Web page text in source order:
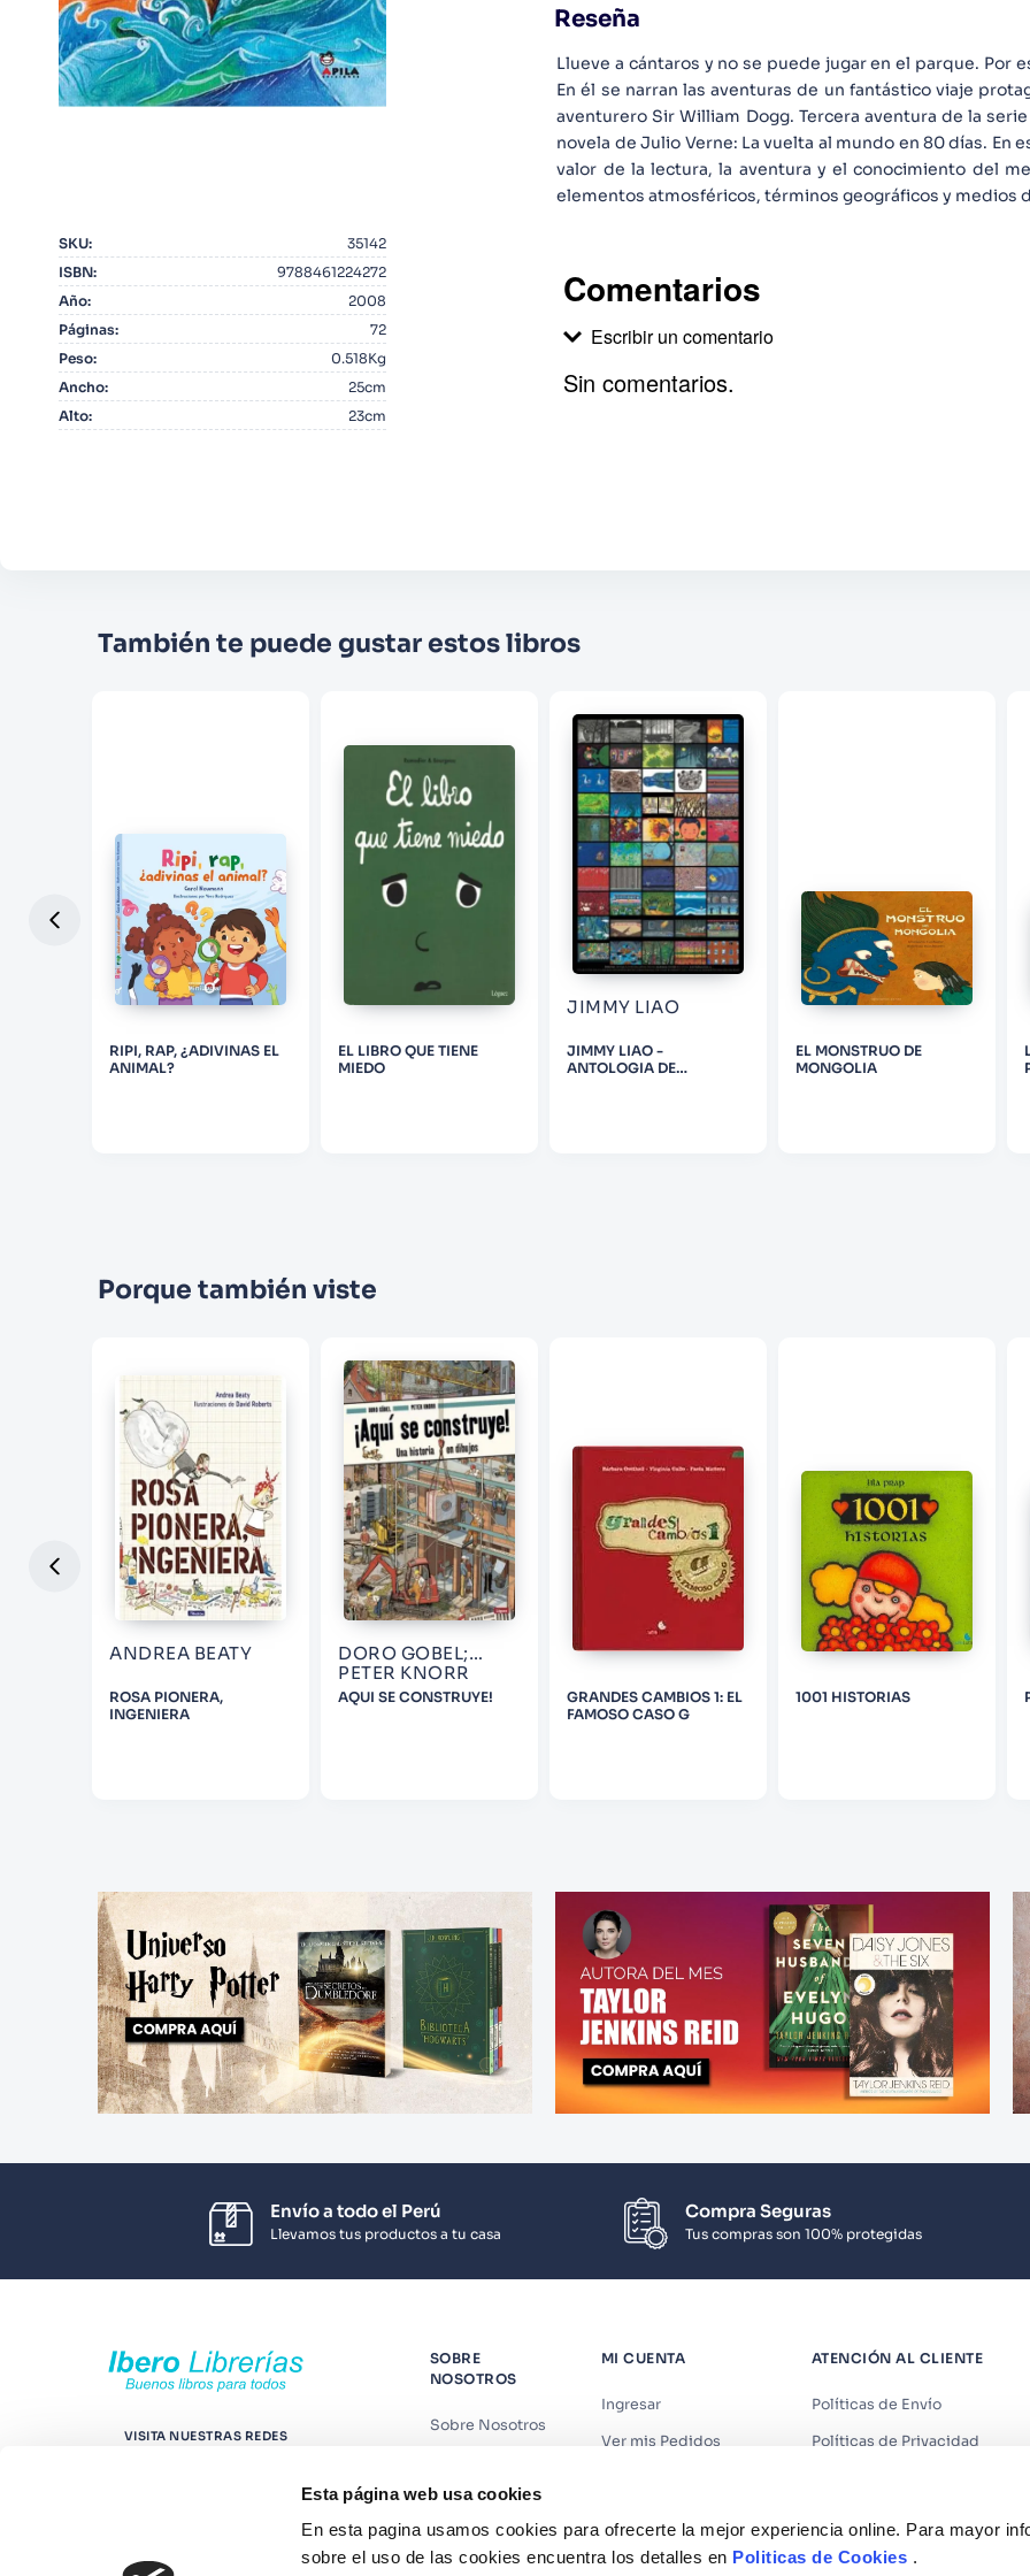
Esta página web usa cookies
En esta pagina usamos cookies para ofrecerte la mejor experiencia online. Para mayor
sobre el uso de las cookies encuentra los detalles en Politicas de Cookies .
SKU:
35142
ISBN:
9788461224272
Año:
2008
Páginas:
72
Peso:
0.518Kg
Ancho:
25cm
Alto: 23cm
Reseña
Llueve a cántaros y no se puede jugar en el parque. Por
En él se narran las aventuras de un fantástico viaje
aventurero Sir William Dogg. Tercera aventura de la
novela de Julio Verne: La vuelta al mundo en 80 días. En
valor de la lectura, la aventura y el conocimiento del
elementos atmosféricos, términos geográficos y medios
Comentarios
Escribir un comentario
Correo electrónico
Escribir comentario
ENVIAR COMENTARIO
Sin comentarios.
También te puede gustar estos libros
RIPI, RAP, ¿ADIVINAS EL
ANIMAL?
EL LIBRO QUE TIENE
MIEDO
JIMMY LIAO
JIMMY LIAO -
ANTOLOGIA DE
EL MONSTRUO DE
MONGOLIA
Porque también viste
ANDREA BEATY
ROSA PIONERA,
INGENIERA
DORO GOBEL;
PETER KNORR
AQUI SE CONSTRUYE!
GRANDES CAMBIOS 1: EL
FAMOSO CASO G
1001 HISTORIAS
Envío a todo el Perú
Llevamos tus productos a tu casa
Compra Seguras
Tus compras son 100% protegidas
VISITA NUESTRAS REDES
SOBRE
NOSOTROS
Sobre Nosotros
Contáctanos
Suscríbete
MI CUENTA
Ingresar
Ver mis Pedidos
Recuperar Contraseña
ATENCIÓN AL CLIENTE
Políticas de Envío
Políticas de Privacidad
Términos y Condiciones